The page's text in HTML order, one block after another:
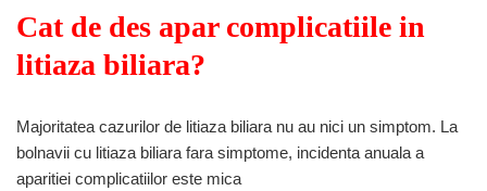
Cat de des apar complicatiile in
litiaza biliara?
Majoritatea cazurilor de litiaza biliara nu au nici un simptom. La
bolnavii cu litiaza biliara fara simptome, incidenta anuala a
aparitiei complicatiilor este mica